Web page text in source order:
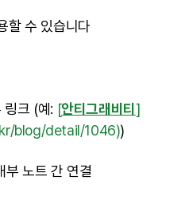
할 수 있습니다
크 (예: [안티그래비티]
blog/detail/1046))
노트 간 연결